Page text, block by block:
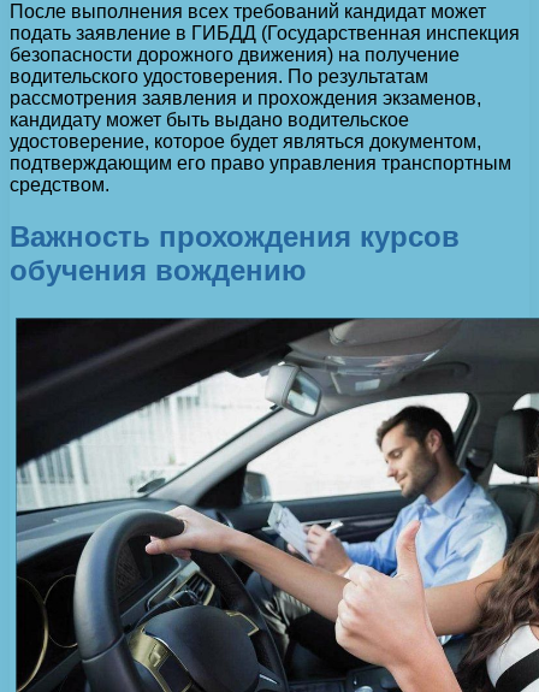
После выполнения всех требований кандидат может
подать заявление в ГИБДД (Государственная инспекция
безопасности дорожного движения) на получение
водительского удостоверения. По результатам
рассмотрения заявления и прохождения экзаменов,
кандидату может быть выдано водительское
удостоверение, которое будет являться документом,
подтверждающим его право управления транспортным
средством.
Важность прохождения курсов
обучения вождению